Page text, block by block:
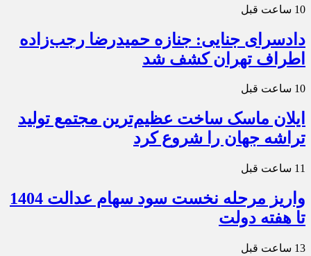
10 ساعت قبل
دادسرای جنایی: جنازه حمیدرضا رجب‌زاده
اطراف تهران کشف شد
10 ساعت قبل
ایلان ماسک ساخت عظیم‌ترین مجتمع تولید
تراشه جهان را شروع کرد
11 ساعت قبل
واریز مرحله نخست سود سهام عدالت 1404
تا هفته دولت
13 ساعت قبل